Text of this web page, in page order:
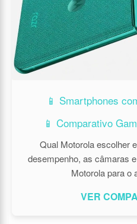
📱 Smartphones
📱 Comparativo
Qual Motorola escolher
desempenho, as câmaras
Motorola para o
VER